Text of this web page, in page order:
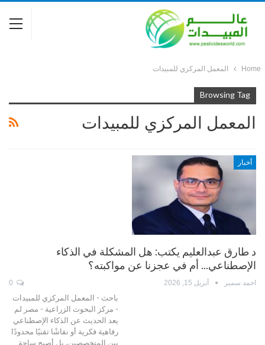
Home المعمل المركزي للمبيدات
Browsing Tag
المعمل المركزي للمبيدات
أخبار
د طارق عبدالعليم يكتب: هل المشكلة في الذكاء
الإصطناعي… أم في عجزنا عن مواكبته؟
احمد سمير أبريل 15, 2026
باحث - المعمل المركزي للمبيدات
- مركز البحوث الزراعية - مصر لم
يعد الحديث عن الذكاء الإصطناعي
رفاهية فكرية أو نقاشًا تقنيًا محدودًا
بين المتخصصين، بل أصبح ساحة